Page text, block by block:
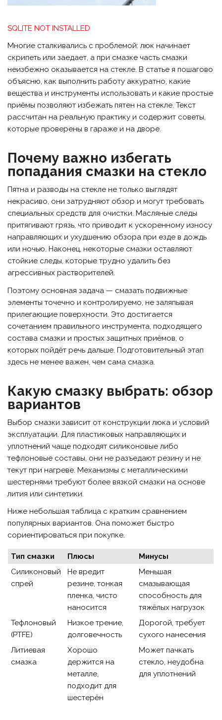
SQLITE NOT INSTALLED
Многие сталкивались с проблемой: люк начинает
скрипеть или заедает, а при смазке часть смазки
неизбежно оказывается на стекле. В статье я пошагово
объясню, как выполнить работу аккуратно, какие
вещества и инструменты использовать и какие простые
приёмы позволяют избежать пятен на стекле. Текст
рассчитан на реальную практику и содержит советы,
которые проверены в гараже и на дворе.
Почему важно избегать
попадания смазки на стекло
Пятна и разводы на стекле не только выглядят
некрасиво, они затрудняют обзор и могут требовать
специальных средств для очистки. Масляные следы
притягивают грязь, что приводит к ускоренному износу
направляющих и ухудшению обзора при езде в дождь
или ночью. Наконец, некоторые смазки оставляют
стойкие следы, которые трудно удалить без
агрессивных растворителей.
Поэтому основная задача — смазать подвижные
элементы точечно и контролируемо, не заляпывая
прилегающие поверхности. Это достигается
сочетанием правильного инструмента, подходящего
состава смазки и простых защитных приёмов, о
которых пойдёт речь дальше. Подготовительный этап
здесь не менее важен, чем сама смазка.
Какую смазку выбрать: обзор
вариантов
Выбор смазки зависит от конструкции люка и условий
эксплуатации. Для пластиковых направляющих и
уплотнений чаще подходят силиконовые либо
тефлоновые составы, они не разъедают резину и не
текут при нагреве. Механизмы с металлическими
шестернями требуют более вязкой смазки на основе
лития или синтетики.
Ниже небольшая таблица с кратким сравнением
популярных вариантов. Она поможет быстро
сориентироваться при покупке.
Тип смазки Плюсы
Минусы
Силиконовый
спрей
Не вредит
резине, тонкая
пленка, чисто
наносится
Меньшая
смазывающая
способность для
тяжёлых нагрузок
Тефлоновый
(PTFE)
Низкое трение,
долговечность
Дорогой, требует
сухого нанесения
Литиевая
смазка
Хорошо
держится на
металле,
подходит для
шестерён
Может пачкать
стекло, неудобна
для уплотнений